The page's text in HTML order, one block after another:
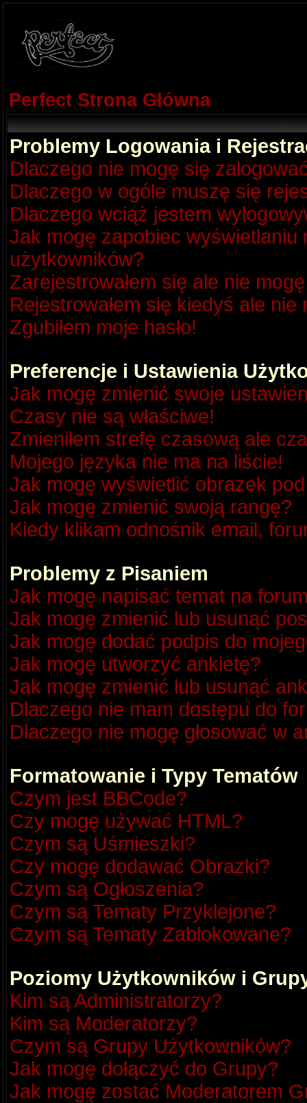
Perfect Strona Główna
Problemy Logowania i
Dlaczego nie mogę się
Dlaczego w ogóle muszę się
Dlaczego wciąż jestem
Jak mogę zapobiec
użytkowników?
Zarejestrowałem się ale nie
Rejestrowałem się kiedyś ale
Zgubiłem moje hasło!
Preferencje i Ustawienia
Jak mogę zmienić swoje
Czasy nie są właściwe!
Zmieniłem strefę czasową ale
Mojego języka nie ma na liście!
Jak mogę wyświetlić obrazek
Jak mogę zmienić swoją rangę?
Kiedy klikam odnośnik email,
Problemy z Pisaniem
Jak mogę napisać temat na
Jak mogę zmienić lub usunąć
Jak mogę dodać podpis do
Jak mogę utworzyć ankietę?
Jak mogę zmienić lub usunąć
Dlaczego nie mam dostępu do
Dlaczego nie mogę głosować w
Formatowanie i Typy Tematów
Czym jest BBCode?
Czy mogę używać HTML?
Czym są Uśmieszki?
Czy mogę dodawać Obrazki?
Czym są Ogłoszenia?
Czym są Tematy Przyklejone?
Czym są Tematy Zablokowane?
Poziomy Użytkowników i
Kim są Administratorzy?
Kim są Moderatorzy?
Czym są Grupy Użytkowników?
Jak mogę dołączyć do Grupy?
Jak mogę zostać Moderatorem